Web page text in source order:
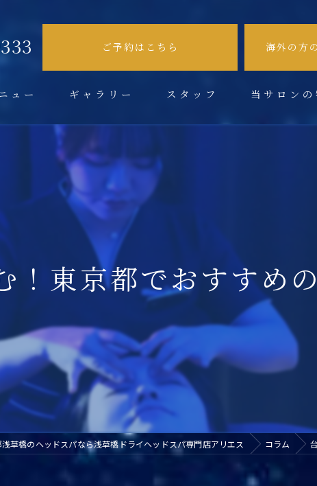
ご予約はこちら 海外の方
ュー ギャラリー スタッフ 当サロンの
ドライヘッドス
！東京都でおすすめ
草橋のヘッドスパなら浅草橋ドライヘッドスパ専門店アリエス コラム